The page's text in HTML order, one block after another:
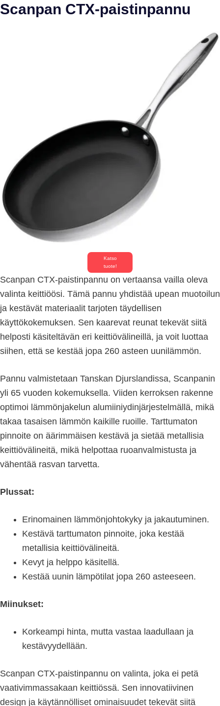
Scanpan CTX-paistinpannu
Katso
tuote!
Scanpan CTX-paistinpannu on vertaansa vailla oleva
valinta keittiöösi. Tämä pannu yhdistää upean muotoilun
ja kestävät materiaalit tarjoten täydellisen
käyttökokemuksen. Sen kaarevat reunat tekevät siitä
helposti käsiteltävän eri keittiövälineillä, ja voit luottaa
siihen, että se kestää jopa 260 asteen uunilämmön.
Pannu valmistetaan Tanskan Djurslandissa, Scanpanin
yli 65 vuoden kokemuksella. Viiden kerroksen rakenne
optimoi lämmönjakelun alumiiniydinjärjestelmällä, mikä
takaa tasaisen lämmön kaikille ruoille. Tarttumaton
pinnoite on äärimmäisen kestävä ja sietää metallisia
keittiövälineitä, mikä helpottaa ruoanvalmistusta ja
vähentää rasvan tarvetta.
Plussat:
Erinomainen lämmönjohtokyky ja jakautuminen.
Kestävä tarttumaton pinnoite, joka kestää
metallisia keittiövälineitä.
Kevyt ja helppo käsitellä.
Kestää uunin lämpötilat jopa 260 asteeseen.
Miinukset:
Korkeampi hinta, mutta vastaa laadullaan ja
kestävyydellään.
Scanpan CTX-paistinpannu on valinta, joka ei petä
vaativimmassakaan keittiössä. Sen innovatiivinen
design ja käytännölliset ominaisuudet tekevät siitä